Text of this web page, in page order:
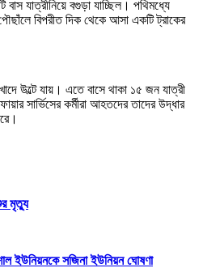
বাস যাত্রীনিয়ে বগুড়া যাচ্ছিল। পথিমধ্যে
বিপরীত দিক থেকে আসা একটি ট্রাকের
উল্টে যায়। এতে বাসে থাকা ১৫ জন যাত্রী
সার্ভিসের কর্মীরা আহতদের তাদের উদ্ধার
মৃত্যু
ইউনিয়নকে সজিনা ইউনিয়ন ঘোষণা